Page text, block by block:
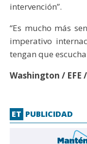
intervención”.
“Es mucho más
imperativo
tengan que
Washington / EFE
ET PUBLICIDAD